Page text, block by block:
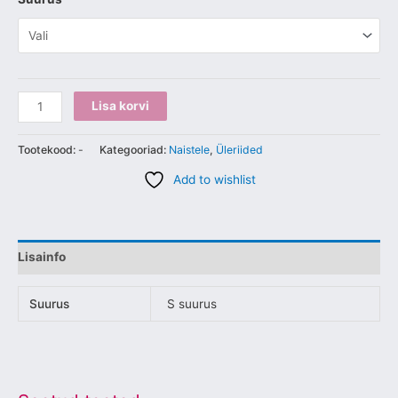
Lisa korvi
Tootekood: - Kategooriad: Naistele, Üleriided
Add to wishlist
Lisainfo
Suurus S suurus